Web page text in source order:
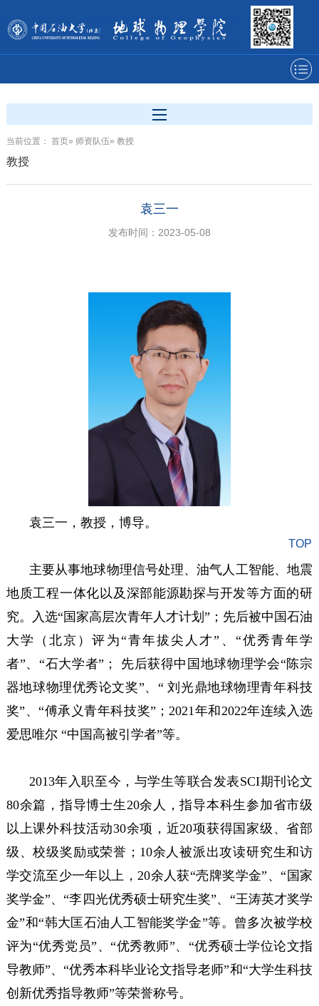
当前位置： 首页» 师资队伍» 教授
教授
袁三一
发布时间：2023-05-08
袁三一，教授，博导。
主要从事地球物理信号处理、油气人工智能、地震
地质工程一体化以及深部能源勘探与开发等方面的研
究。入选“国家高层次青年人才计划”；先后被中国石油
大学（北京）评为“青年拔尖人才”、“优秀青年学
者”、“石大学者”； 先后获得中国地球物理学会“陈宗
器地球物理优秀论文奖”、“ 刘光鼎地球物理青年科技
奖”、“傅承义青年科技奖”；2021年和2022年连续入选
爱思唯尔 “中国高被引学者”等。
2013年入职至今，与学生等联合发表SCI期刊论文
80余篇，指导博士生20余人，指导本科生参加省市级
以上课外科技活动30余项，近20项获得国家级、省部
级、校级奖励或荣誉；10余人被派出攻读研究生和访
学交流至少一年以上，20余人获“壳牌奖学金”、“国家
奖学金”、“李四光优秀硕士研究生奖”、“王涛英才奖学
金”和“韩大匡石油人工智能奖学金”等。曾多次被学校
评为“优秀党员”、“优秀教师”、“优秀硕士学位论文指
导教师”、“优秀本科毕业论文指导老师”和“大学生科技
创新优秀指导教师”等荣誉称号。
TOP